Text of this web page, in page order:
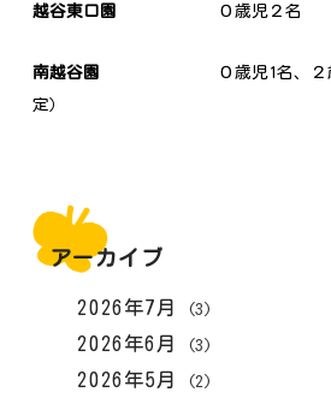
アーカイブ
2026年7月 (3)
2026年6月 (3)
2026年5月 (2)
越谷東口園 ０歳児２名
南越谷園 ０歳児1名、２歳児1
定）